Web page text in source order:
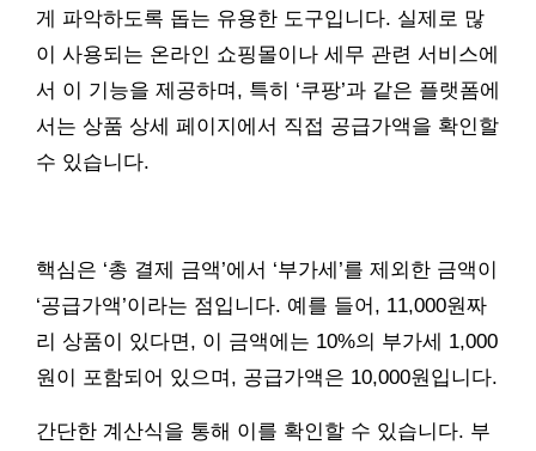
게 파악하도록 돕는 유용한 도구입니다. 실제로 많
이 사용되는 온라인 쇼핑몰이나 세무 관련 서비스에
서 이 기능을 제공하며, 특히 ‘쿠팡’과 같은 플랫폼에
서는 상품 상세 페이지에서 직접 공급가액을 확인할
수 있습니다.
핵심은 ‘총 결제 금액’에서 ‘부가세’를 제외한 금액이
‘공급가액’이라는 점입니다. 예를 들어, 11,000원짜
리 상품이 있다면, 이 금액에는 10%의 부가세 1,000
원이 포함되어 있으며, 공급가액은 10,000원입니다.
간단한 계산식을 통해 이를 확인할 수 있습니다. 부